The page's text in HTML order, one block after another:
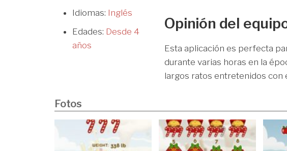
Idiomas: Inglés
Edades: Desde 4
años
Opinión del
Esta aplicación es perfecta
durante varias horas en la
largos ratos entretenidos con
Fotos